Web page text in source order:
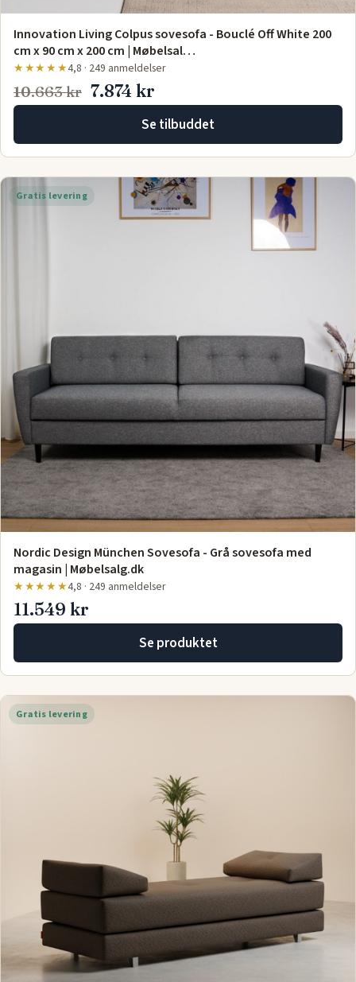
Innovation Living Colpus sovesofa - Bouclé Off White 200
cm x 90 cm x 200 cm | Møbelsal…
★★★★★4,8 · 249 anmeldelser
10.663 kr 7.874 kr
Se tilbuddet
Gratis levering
Nordic Design München Sovesofa - Grå sovesofa med
magasin | Møbelsalg.dk
★★★★★4,8 · 249 anmeldelser
11.549 kr
Se produktet
Gratis levering